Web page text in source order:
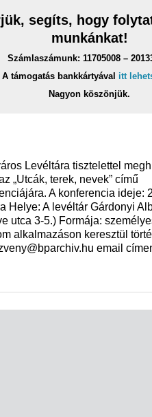
segíts, hogy
munkánkat!
Számlaszámunk: 11705008 –
A támogatás bankkártyával itt
Nagyon köszönjük.
Levéltára tisztelettel
„Utcák, terek, nevek” című
A konferencia ideje:
Helye: A levéltár Gárdonyi
utca 3-5.) Formája:
alkalmazáson keresztül
email